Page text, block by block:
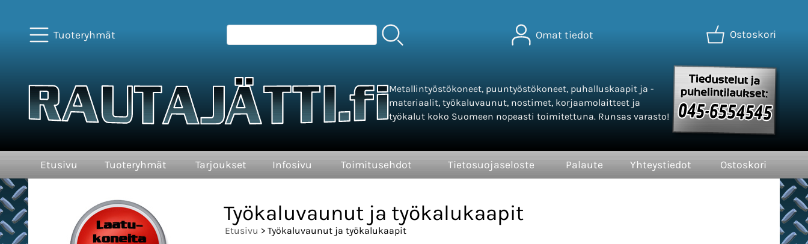
Tuoteryhmät Omat tiedot Ostoskori
Metallintyöstökoneet, puuntyöstökoneet, puhalluskaapit ja -
materiaalit, työkaluvaunut, nostimet, korjaamolaitteet ja
työkalut koko Suomeen nopeasti toimitettuna. Runsas varasto!
Etusivu Tuoteryhmät Tarjoukset Infosivu Toimitusehdot Tietosuojaseloste Palaute Yhteystiedot Ostoskori
Työkaluvaunut ja työkalukaapit
Etusivu > Työkaluvaunut ja työkalukaapit